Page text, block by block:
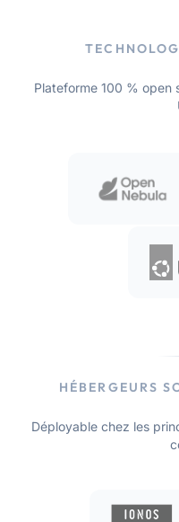
Plateforme 100 %
HÉBERGEURS
Déployable chez les